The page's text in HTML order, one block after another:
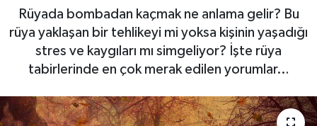
Rüyada bombadan kaçmak ne anlama gelir? Bu
rüya yaklaşan bir tehlikeyi mi yoksa kişinin yaşadığı
stres ve kaygıları mı simgeliyor? İşte rüya
tabirlerinde en çok merak edilen yorumlar…